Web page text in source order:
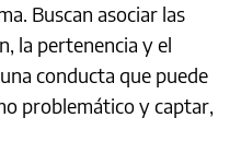
Buscan asociar las
la pertenencia y el
conducta que puede
problemático y captar,